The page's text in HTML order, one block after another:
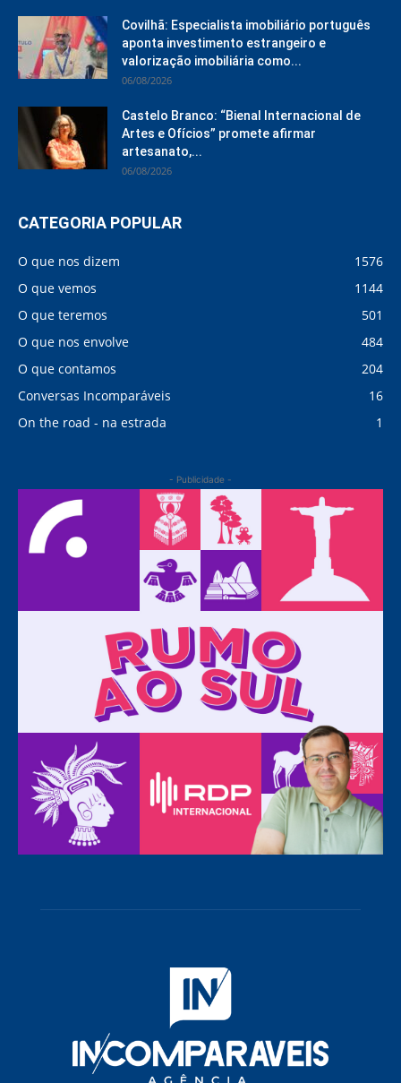
Covilhã: Especialista imobiliário português
aponta investimento estrangeiro e
valorização imobiliária como...
06/08/2026
Castelo Branco: “Bienal Internacional de
Artes e Ofícios” promete afirmar
artesanato,...
06/08/2026
CATEGORIA POPULAR
O que nos dizem
1576
O que vemos
1144
O que teremos
501
O que nos envolve
484
O que contamos
204
Conversas Incomparáveis
16
On the road - na estrada
1
- Publicidade -